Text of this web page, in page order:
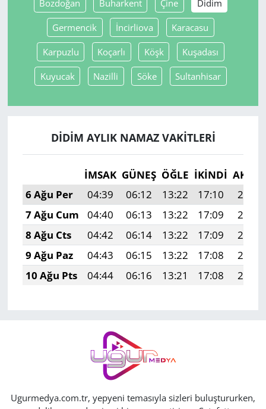
Bozdoğan Buharkent Çine Didim
Germencik İncirliova Karacasu
Karpuzlu Koçarlı Köşk Kuşadası
Kuyucak Nazilli Söke Sultanhisar
DIDIM AYLIK NAMAZ VAKITLERI
İMSAK GÜNEŞ ÖĞLE İKINDI
6 Ağu Per
04:39 06:12 13:22 17:10
20:22
7 Ağu Cum
04:40 06:13 13:22 17:09
20:21
8 Ağu Cts
04:42 06:14 13:22 17:09
20:19
9 Ağu Paz
04:43 06:15 13:22 17:08
20:18
10 Ağu Pts
04:44 06:16 13:21 17:08 20:17
Ugurmedya.com.tr, yepyeni temasıyla sizleri buluştururken,